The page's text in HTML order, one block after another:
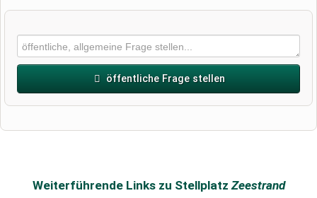
öffentliche Frage stellen
Weiterführende Links zu StellplatzZeestrand